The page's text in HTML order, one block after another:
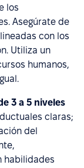
los
Asegúrate de
con los
Utiliza un
humanos,
3 a 5 niveles
claras;
del
habilidades